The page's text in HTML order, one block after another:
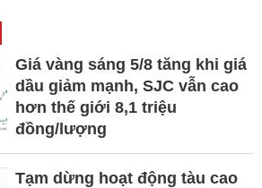
Giá vàng sáng 5/8 tăng khi giá
dầu giảm mạnh, SJC vẫn cao
hơn thế giới 8,1 triệu
đồng/lượng
Tạm dừng hoạt động tàu cao